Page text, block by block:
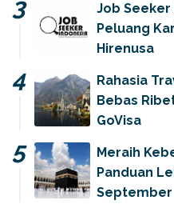
Job Seeker
Peluang
Hirenusa
Rahasia
Bebas
GoVisa
Meraih
Panduan
September